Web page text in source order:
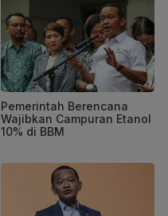
Pemerintah Berencana
Wajibkan Campuran Etanol
10% di BBM